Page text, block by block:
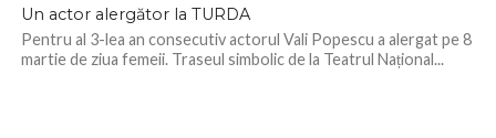
Un actor alergător la TURDA
Pentru al 3-lea an consecutiv actorul Vali Popescu a alergat pe 8
martie de ziua femeii. Traseul simbolic de la Teatrul Național...